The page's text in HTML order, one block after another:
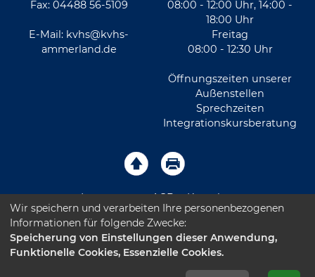
Fax: 04488 56-5109
E-Mail: kvhs@kvhs-
ammerland.de
08:00 - 12:00 Uhr, 14:00 -
18:00 Uhr
Freitag
08:00 - 12:30 Uhr
Öffnungszeiten unserer
Außenstellen
Sprechzeiten
Integrationskursberatung
Impressum AGB Kontakt
Sitemap Datenschutz Leichte Sprache
Barrierefreiheitserklärung
Wir speichern und verarbeiten Ihre personenbezogenen
Informationen für folgende Zwecke:
Speicherung von Einstellungen dieser Anwendung,
Funktionelle Cookies, Essenzielle Cookies.